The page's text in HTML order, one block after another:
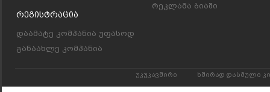
Რეგისტრაცია
დაამატე კომპანია უფასოდ
განაახლე კომპანია
რეკლამა ბიაში
უკუკავშირი ხშირად დასმული